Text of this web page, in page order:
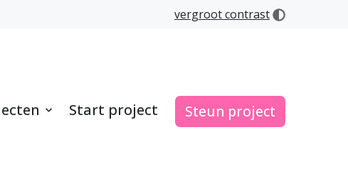
vergroot contrast
Start project Steun project